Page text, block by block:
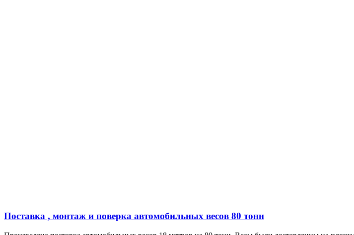
Поставка , монтаж и поверка автомобильных весов 80 тонн